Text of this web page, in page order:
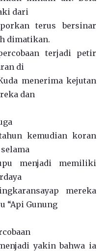
dari
terus bersinar
dimatikan.
terjadi petir
di
menerima kejutan
dan
kemudian koran
menjadi memiliki
mereka
“Api Gunung
yakin bahwa ia